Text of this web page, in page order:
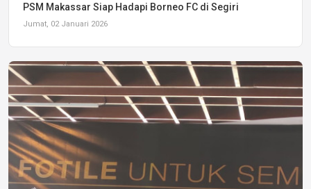
PSM Makassar Siap Hadapi Borneo FC di Segiri
Jumat, 02 Januari 2026